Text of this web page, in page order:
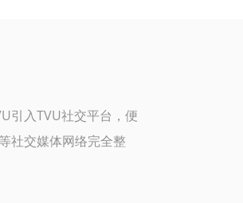
引入TVU社交平台，便
社交媒体网络完全整